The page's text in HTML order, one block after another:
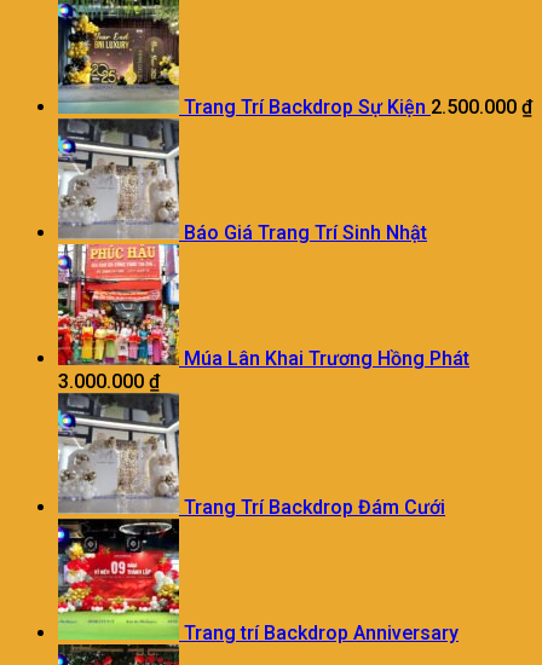
Trang Trí Backdrop Sự Kiện 2.500.000 ₫
Báo Giá Trang Trí Sinh Nhật
Múa Lân Khai Trương Hồng Phát
3.000.000 ₫
Trang Trí Backdrop Đám Cưới
Trang trí Backdrop Anniversary